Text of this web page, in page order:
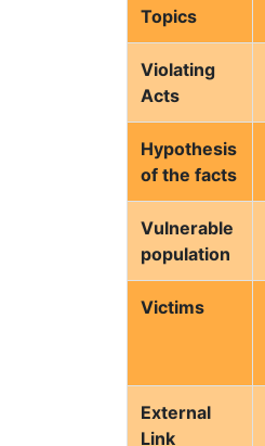
Topics
Violating
Acts
Hypothesis
of the facts
Vulnerable
population
Victims
External
Link